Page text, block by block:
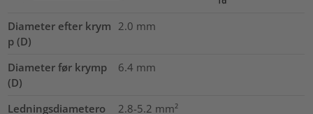
Diameter efter krym
p (D)
2.0 mm
Diameter før krymp
(D)
6.4 mm
Ledningsdiametero
2.8-5.2 mm²